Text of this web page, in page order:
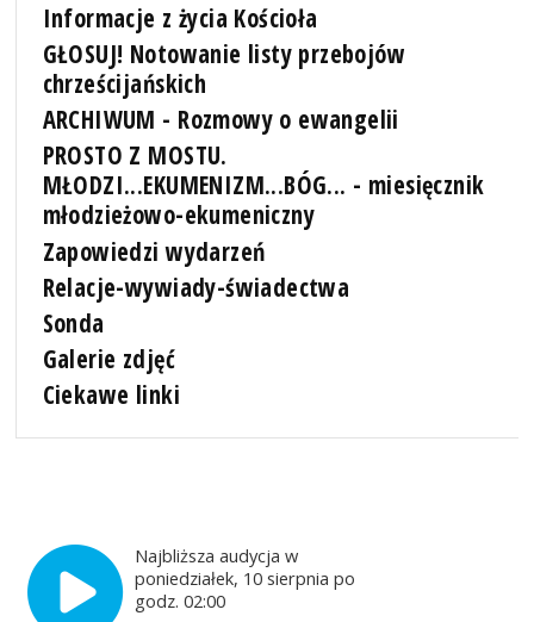
Informacje z życia Kościoła
GŁOSUJ! Notowanie listy przebojów
chrześcijańskich
ARCHIWUM - Rozmowy o ewangelii
PROSTO Z MOSTU.
MŁODZI...EKUMENIZM...BÓG... - miesięcznik
młodzieżowo-ekumeniczny
Zapowiedzi wydarzeń
Relacje-wywiady-świadectwa
Sonda
Galerie zdjęć
Ciekawe linki
Najbliższa audycja w
poniedziałek, 10 sierpnia po
godz. 02:00